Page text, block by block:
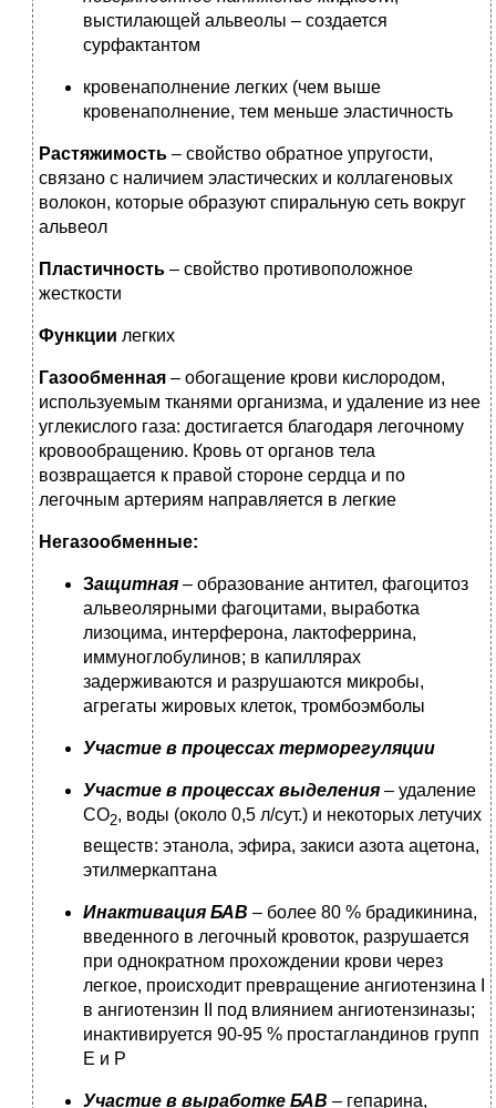
выстилающей альвеолы – создается
сурфактантом
кровенаполнение легких (чем выше
кровенаполнение, тем меньше эластичность
Растяжимость – свойство обратное упругости,
связано с наличием эластических и коллагеновых
волокон, которые образуют спиральную сеть вокруг
альвеол
Пластичность – свойство противоположное
жесткости
Функции легких
Газообменная – обогащение крови кислородом,
используемым тканями организма, и удаление из нее
углекислого газа: достигается благодаря легочному
кровообращению. Кровь от органов тела
возвращается к правой стороне сердца и по
легочным артериям направляется в легкие
Негазообменные:
Защитная – образование антител, фагоцитоз
альвеолярными фагоцитами, выработка
лизоцима, интерферона, лактоферрина,
иммуноглобулинов; в капиллярах
задерживаются и разрушаются микробы,
агрегаты жировых клеток, тромбоэмболы
Участие в процессах терморегуляции
Участие в процессах выделения – удаление
СО2, воды (около 0,5 л/сут.) и некоторых летучих
веществ: этанола, эфира, закиси азота ацетона,
этилмеркаптана
Инактивация БАВ – более 80 % брадикинина,
введенного в легочный кровоток, разрушается
при однократном прохождении крови через
легкое, происходит превращение ангиотензина I
в ангиотензин II под влиянием ангиотензиназы;
инактивируется 90-95 % простагландинов групп
Е и Р
Участие в выработке БАВ – гепарина,